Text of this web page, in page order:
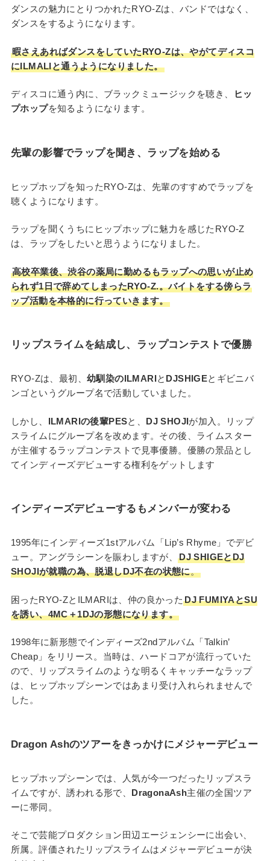
ダンスの魅力にとりつかれたRYO-Zは、バンドではなく、
ダンスをするようになります。
暇さえあればダンスをしていたRYO-Zは、やがてディスコ
にILMALIと通うようになりました。
ディスコに通う内に、ブラックミュージックを聴き、
ヒッ
プホップを知るようになります。
先輩の影響でラップを聞き、ラップを始める
ヒップホップを知ったRYO-Zは、先輩のすすめでラップを
聴くようになります。
ラップを聞くうちにヒップホップに魅力を感じたRYO-Z
は、ラップをしたいと思うようになりました。
高校卒業後、渋谷の薬局に勤めるもラップへの思いが止め
られず1日で辞めてしまったRYO-Z.。バイトをする傍らラ
ップ活動を本格的に行っていきます。
リップスライムを結成し、ラップコンテストで優勝
RYO-Zは、最初、 幼馴染のILMARIと DJSHIGEとギビニバ
ンゴというグループ名で活動していました。
しかし、 ILMARIの後輩PESと、 DJ SHOJIが加入。リップ
スライムにグループ名を改めます。その後、ライムスター
が主催するラップコンテストで見事優勝。優勝の景品とし
てインディーズデビューする権利をゲットします
インディーズデビューするもメンバーが変わる
1995年にインディーズ1stアルバム「Lip’s Rhyme」でデビ
ュー。アングラシーンを賑わしますが、DJ SHIGEとDJ
SHOJIが就職の為、脱退しDJ不在の状態に。
困ったRYO-ZとILMARIは、仲の良かったDJ FUMIYAとSU
を誘い、4MC＋1DJの形態になります。
1998年に新形態でインディーズ2ndアルバム「Talkin’
Cheap」をリリース。当時は、ハードコアが流行っていた
ので、リップスライムのような明るくキャッチーなラップ
は、ヒップホップシーンではあまり受け入れられませんで
した。
Dragon Ashのツアーをきっかけにメジャーデビュー
ヒップホップシーンでは、人気が今一つだったリップスラ
イムですが、誘われる形で、 DragonaAsh主催の全国ツア
ーに帯同。
そこで芸能プロダクション田辺エージェンシーに出会い、
所属。評価されたリップスライムはメジャーデビューが決